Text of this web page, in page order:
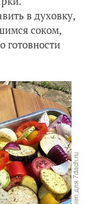
в духовку,
соком,
готовности